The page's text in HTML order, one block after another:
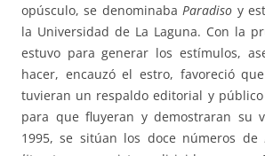
opúsculo, se denominabaParadiso y
la Universidad de La Laguna. Con la
estuvo para generar los estímulos,
hacer, encauzó el estro, favoreció
tuvieran un respaldo editorial y
para que fluyeran y demostraran su
1995, se sitúan los doce números de